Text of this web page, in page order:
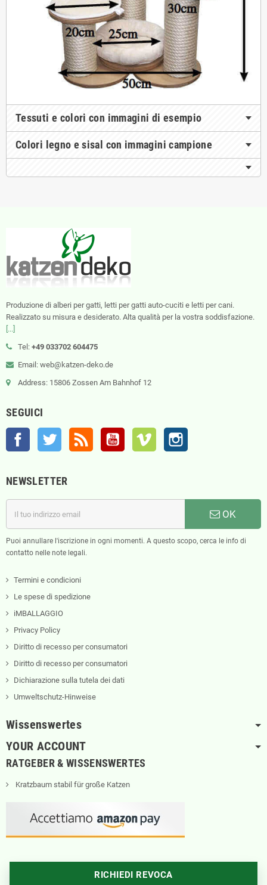
Tessuti e colori con immagini di esempio
Colori legno e sisal con immagini campione
Produzione di alberi per gatti, letti per gatti auto-cuciti e letti per cani.
Realizzato su misura e desiderato. Alta qualità per la vostra soddisfazione.
[...]
Tel: +49 033702 604475
Email: web@katzen-deko.de
Address: 15806 Zossen Am Bahnhof 12
SEGUICI
Facebook Twitter YouTube Vimeo
NEWSLETTER
OK
Puoi annullare l'iscrizione in ogni momenti. A questo scopo, cerca le info di
contatto nelle note legali.
Termini e condicioni
Le spese di spedizione
iMBALLAGGIO
Privacy Policy
Diritto di recesso per consumatori
Diritto di recesso per consumatori
Dichiarazione sulla tutela dei dati
Umweltschutz-Hinweise
Wissenswertes
YOUR ACCOUNT
RATGEBER & WISSENSWERTES
Kratzbaum stabil für große Katzen
RICHIEDI REVOCA